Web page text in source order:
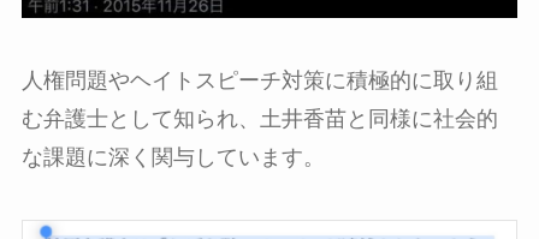
人権問題やヘイトスピーチ対策に積極的に取り組
む弁護士として知られ、土井香苗と同様に社会的
な課題に深く関与しています。